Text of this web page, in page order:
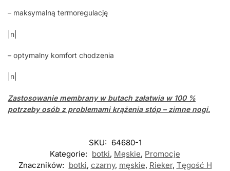
– maksymalną termoregulację
|n|
– optymalny komfort chodzenia
|n|
Zastosowanie membrany w butach załatwia w 100 %
potrzeby osób z problemami krążenia stóp – zimne nogi.
SKU: 64680-1
Kategorie: botki, Męskie, Promocje
Znaczników: botki, czarny, męskie, Rieker, Tęgość H